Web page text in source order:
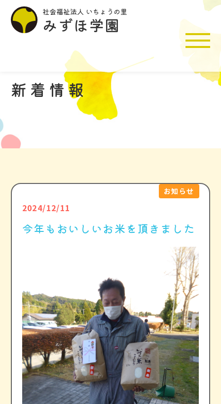
社会福祉法人 いちょうの里
みずほ学園
施設入所支援
共同生活援助
施設紹介
運営法人案内
新着情報
お知らせ
2024/12/11
今年もおいしいお米を頂きました